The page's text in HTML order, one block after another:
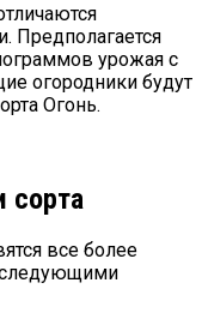
Предполагается
урожая с
огородники будут
Огонь.
сорта
все более
следующими